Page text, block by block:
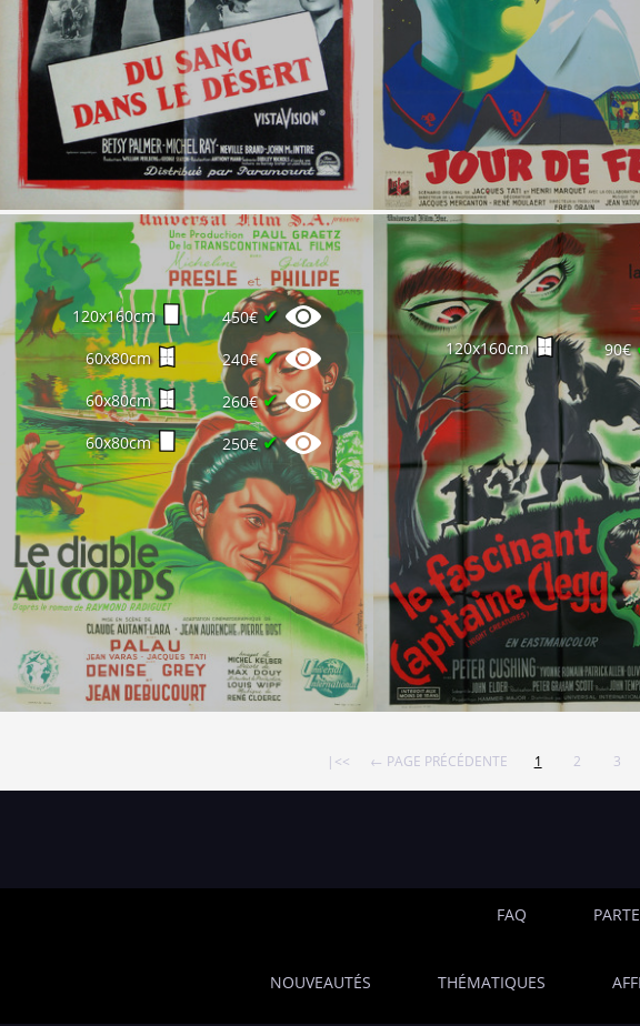
120x160cm 450€✔
60x80cm 240€✔
60x80cm 260€✔
60x80cm 250€✔
120x160cm 90€
|<< ← PAGE PRÉCÉDENTE 1 2 3
FAQ
NOUVEAUTÉS THÉMATIQUES